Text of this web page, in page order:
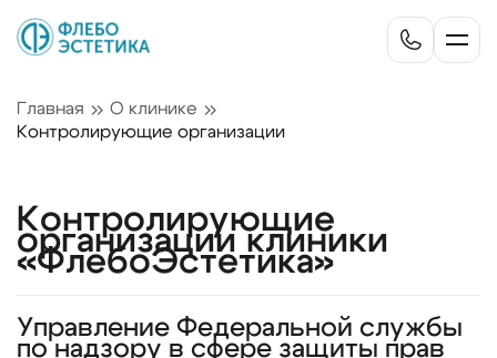
Главная
О клинике
Контролирующие организации
Контролирующие
организации клиники
«ФлебоЭстетика»
Управление Федеральной службы
по надзору в сфере защиты прав